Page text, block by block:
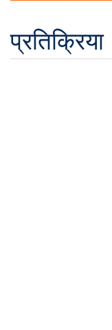
प्रतिक्रिया